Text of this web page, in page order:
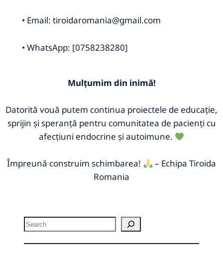
• Email: tiroidaromania@gmail.com
• WhatsApp: [0758238280]
Mulțumim din inimă!
Datorită vouă putem continua proiectele de educație,
sprijin și speranță pentru comunitatea de pacienți cu
afecțiuni endocrine și autoimune.
Împreună construim schimbarea!
– Echipa Tiroida
Romania